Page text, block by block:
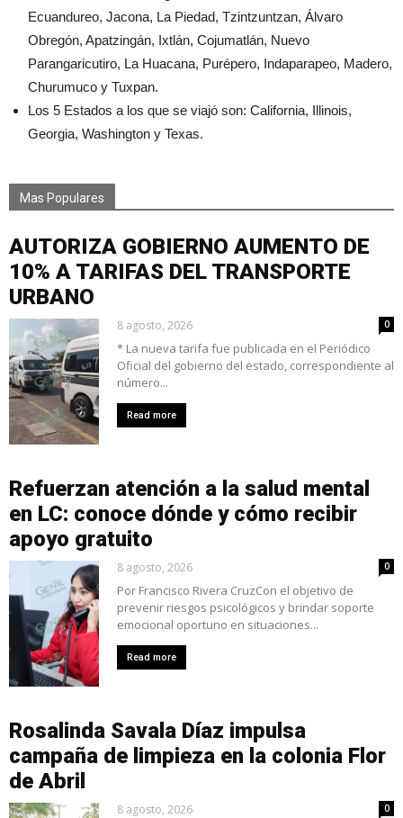
Ecuandureo, Jacona, La Piedad, Tzintzuntzan, Álvaro
Obregón, Apatzingán, Ixtlán, Cojumatlán, Nuevo
Parangaricutiro, La Huacana, Purépero, Indaparapeo, Madero,
Churumuco y Tuxpan.
Los 5 Estados a los que se viajó son: California, Illinois,
Georgia, Washington y Texas.
Mas Populares
AUTORIZA GOBIERNO AUMENTO DE
10% A TARIFAS DEL TRANSPORTE
URBANO
8 agosto, 2026 0
* La nueva tarifa fue publicada en el Periódico
Oficial del gobierno del estado, correspondiente al
número...
Read more
Refuerzan atención a la salud mental
en LC: conoce dónde y cómo recibir
apoyo gratuito
8 agosto, 2026 0
Por Francisco Rivera CruzCon el objetivo de
prevenir riesgos psicológicos y brindar soporte
emocional oportuno en situaciones...
Read more
Rosalinda Savala Díaz impulsa
campaña de limpieza en la colonia Flor
de Abril
8 agosto, 2026 0